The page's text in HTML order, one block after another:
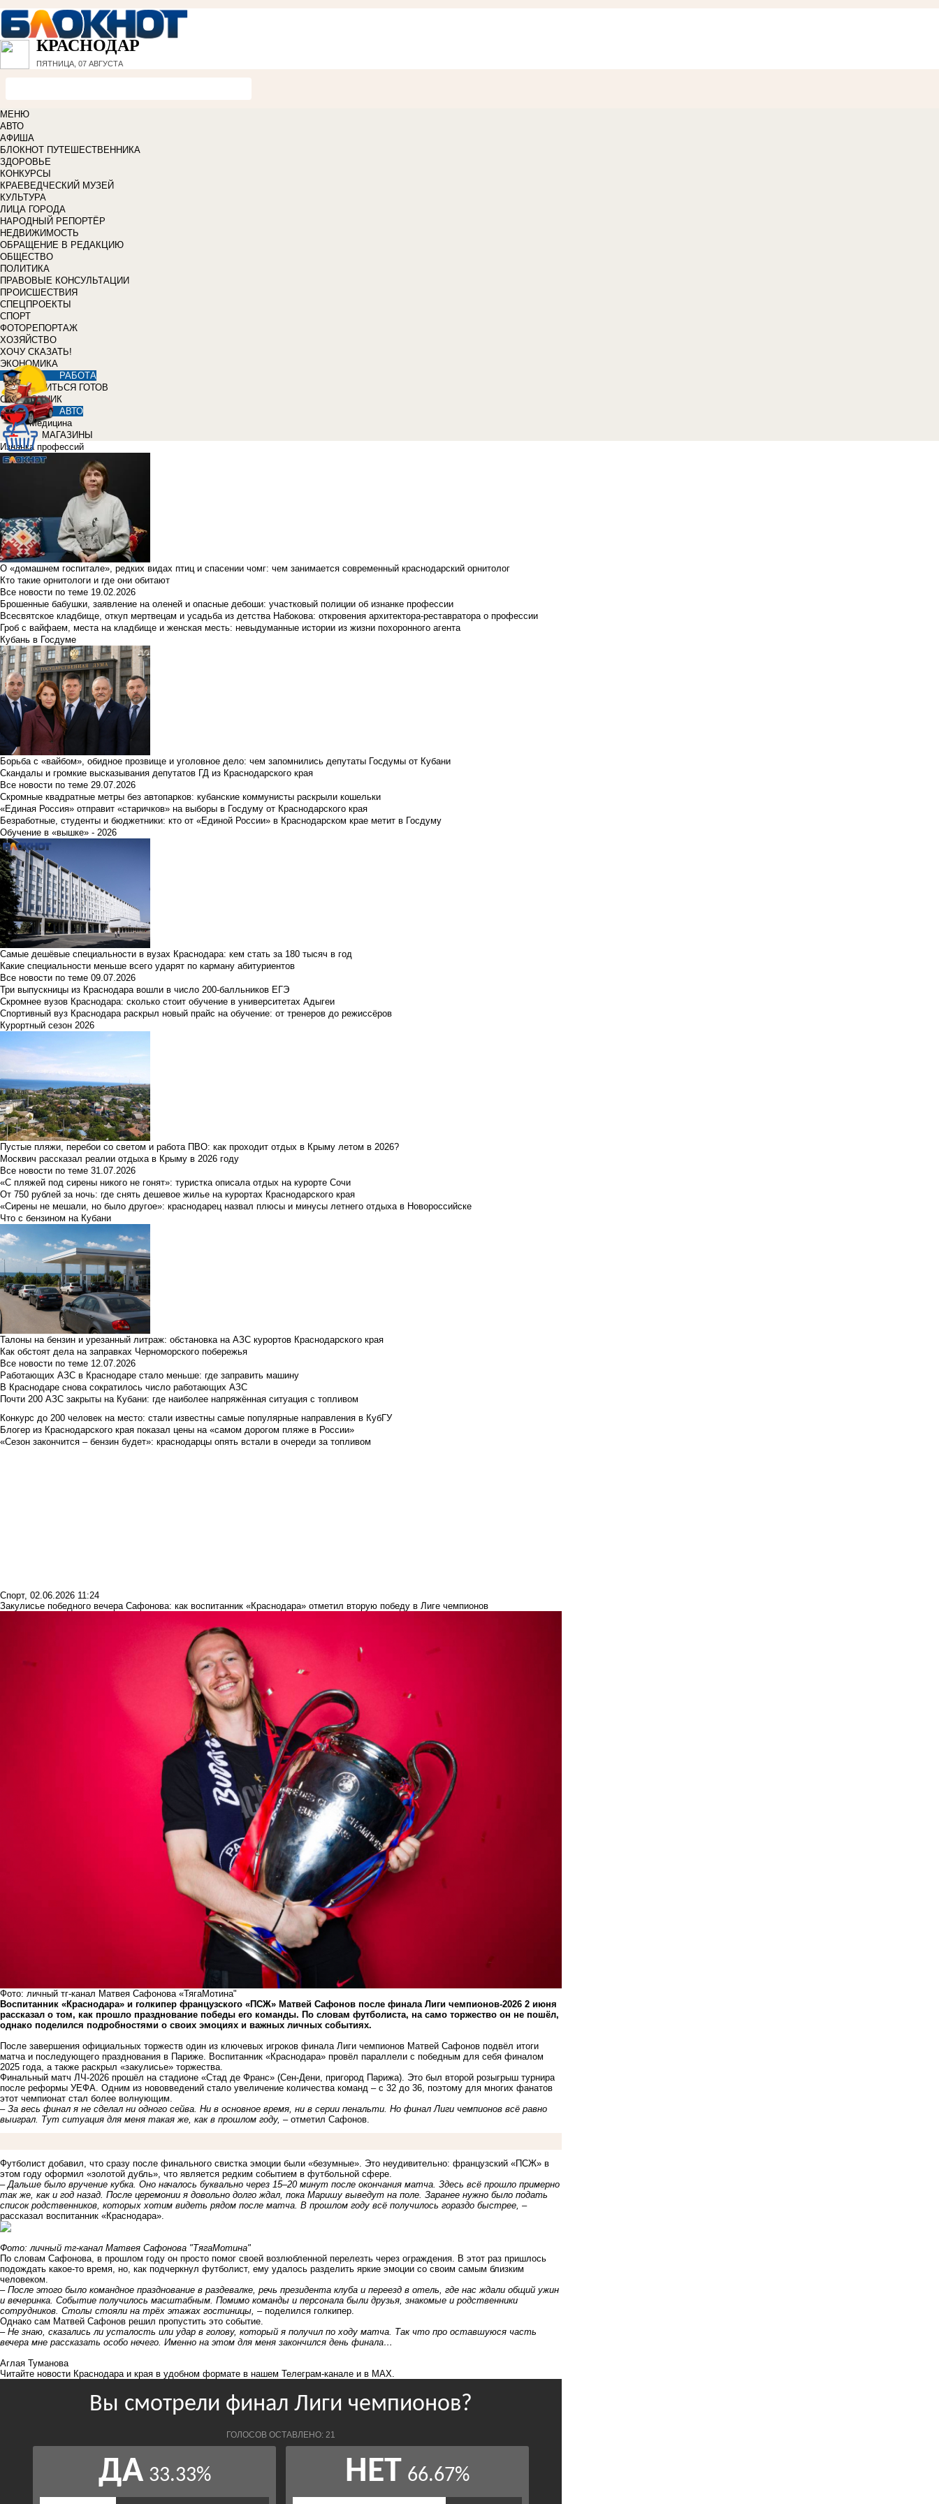
КРАСНОДАР
ПЯТНИЦА, 07 АВГУСТА
МЕНЮ
АВТО
АФИША
БЛОКНОТ ПУТЕШЕСТВЕННИКА
ЗДОРОВЬЕ
КОНКУРСЫ
КРАЕВЕДЧЕСКИЙ МУЗЕЙ
КУЛЬТУРА
ЛИЦА ГОРОДА
НАРОДНЫЙ РЕПОРТЁР
НЕДВИЖИМОСТЬ
ОБРАЩЕНИЕ В РЕДАКЦИЮ
ОБЩЕСТВО
ПОЛИТИКА
ПРАВОВЫЕ КОНСУЛЬТАЦИИ
ПРОИСШЕСТВИЯ
СПЕЦПРОЕКТЫ
СПОРТ
ФОТОРЕПОРТАЖ
ХОЗЯЙСТВО
ХОЧУ СКАЗАТЬ!
ЭКОНОМИКА
РАБОТА
УЧИТЬСЯ ГОТОВ
СПРАВОЧНИК
АВТО
Медицина
МАГАЗИНЫ
Изнанка профессий
О «домашнем госпитале», редких видах птиц и спасении чомг: чем занимается современный краснодарский орнитолог
Кто такие орнитологи и где они обитают
Все новости по теме 19.02.2026
Брошенные бабушки, заявление на оленей и опасные дебоши: участковый полиции об изнанке профессии
Всесвятское кладбище, откуп мертвецам и усадьба из детства Набокова: откровения архитектора-реставратора о профессии
Гроб с вайфаем, места на кладбище и женская месть: невыдуманные истории из жизни похоронного агента
Кубань в Госдуме
Борьба с «вайбом», обидное прозвище и уголовное дело: чем запомнились депутаты Госдумы от Кубани
Скандалы и громкие высказывания депутатов ГД из Краснодарского края
Все новости по теме 29.07.2026
Скромные квадратные метры без автопарков: кубанские коммунисты раскрыли кошельки
«Единая Россия» отправит «старичков» на выборы в Госдуму от Краснодарского края
Безработные, студенты и бюджетники: кто от «Единой России» в Краснодарском крае метит в Госдуму
Обучение в «вышке» - 2026
Самые дешёвые специальности в вузах Краснодара: кем стать за 180 тысяч в год
Какие специальности меньше всего ударят по карману абитуриентов
Все новости по теме 09.07.2026
Три выпускницы из Краснодара вошли в число 200-балльников ЕГЭ
Скромнее вузов Краснодара: сколько стоит обучение в университетах Адыгеи
Спортивный вуз Краснодара раскрыл новый прайс на обучение: от тренеров до режиссёров
Курортный сезон 2026
Пустые пляжи, перебои со светом и работа ПВО: как проходит отдых в Крыму летом в 2026?
Москвич рассказал реалии отдыха в Крыму в 2026 году
Все новости по теме 31.07.2026
«С пляжей под сирены никого не гонят»: туристка описала отдых на курорте Сочи
От 750 рублей за ночь: где снять дешевое жилье на курортах Краснодарского края
«Сирены не мешали, но было другое»: краснодарец назвал плюсы и минусы летнего отдыха в Новороссийске
Что с бензином на Кубани
Талоны на бензин и урезанный литраж: обстановка на АЗС курортов Краснодарского края
Как обстоят дела на заправках Черноморского побережья
Все новости по теме 12.07.2026
Работающих АЗС в Краснодаре стало меньше: где заправить машину
В Краснодаре снова сократилось число работающих АЗС
Почти 200 АЗС закрыты на Кубани: где наиболее напряжённая ситуация с топливом
Конкурс до 200 человек на место: стали известны самые популярные направления в КубГУ
Блогер из Краснодарского края показал цены на «самом дорогом пляже в России»
«Сезон закончится – бензин будет»: краснодарцы опять встали в очереди за топливом
Спорт, 02.06.2026 11:24
Закулисье победного вечера Сафонова: как воспитанник «Краснодара» отметил вторую победу в Лиге чемпионов
Фото: личный тг-канал Матвея Сафонова «ТягаМотина"
Воспитанник «Краснодара» и голкипер французского «ПСЖ» Матвей Сафонов после финала Лиги чемпионов-2026 2 июня
рассказал о том, как прошло празднование победы его команды. По словам футболиста, на само торжество он не пошёл,
однако поделился подробностями о своих эмоциях и важных личных событиях.
После завершения официальных торжеств один из ключевых игроков финала Лиги чемпионов Матвей Сафонов подвёл итоги
матча и последующего празднования в Париже. Воспитанник «Краснодара» провёл параллели с победным для себя финалом
2025 года, а также раскрыл «закулисье» торжества.
Финальный матч ЛЧ-2026 прошёл на стадионе «Стад де Франс» (Сен-Дени, пригород Парижа). Это был второй розыгрыш турнира
после реформы УЕФА. Одним из нововведений стало увеличение количества команд – с 32 до 36, поэтому для многих фанатов
этот чемпионат стал более волнующим.
– За весь финал я не сделал ни одного сейва. Ни в основное время, ни в серии пенальти. Но финал Лиги чемпионов всё равно
выиграл. Тут ситуация для меня такая же, как в прошлом году, – отметил Сафонов.
Футболист добавил, что сразу после финального свистка эмоции были «безумные». Это неудивительно: французский «ПСЖ» в
этом году оформил «золотой дубль», что является редким событием в футбольной сфере.
– Дальше было вручение кубка. Оно началось буквально через 15–20 минут после окончания матча. Здесь всё прошло примерно
так же, как и год назад. После церемонии я довольно долго ждал, пока Маришу выведут на поле. Заранее нужно было подать
список родственников, которых хотим видеть рядом после матча. В прошлом году всё получилось гораздо быстрее, –
рассказал воспитанник «Краснодара».
Фото: личный тг-канал Матвея Сафонова "ТягаМотина"
По словам Сафонова, в прошлом году он просто помог своей возлюбленной перелезть через ограждения. В этот раз пришлось
подождать какое-то время, но, как подчеркнул футболист, ему удалось разделить яркие эмоции со своим самым близким
человеком.
– После этого было командное празднование в раздевалке, речь президента клуба и переезд в отель, где нас ждали общий ужин
и вечеринка. Событие получилось масштабным. Помимо команды и персонала были друзья, знакомые и родственники
сотрудников. Столы стояли на трёх этажах гостиницы, –поделился голкипер.
Однако сам Матвей Сафонов решил пропустить это событие.
– Не знаю, сказались ли усталость или удар в голову, который я получил по ходу матча. Так что про оставшуюся часть
вечера мне рассказать особо нечего. Именно на этом для меня закончился день финала…
Аглая Туманова
Читайте новости Краснодара и края в удобном формате в нашем Телеграм-канале и в MAX.